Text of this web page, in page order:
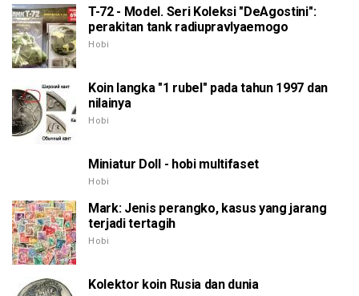
T-72 - Model. Seri Koleksi "DeAgostini":
perakitan tank radiupravlyaemogo
Hobi
Koin langka "1 rubel" pada tahun 1997 dan
nilainya
Hobi
Miniatur Doll - hobi multifaset
Hobi
Mark: Jenis perangko, kasus yang jarang
terjadi tertagih
Hobi
Kolektor koin Rusia dan dunia